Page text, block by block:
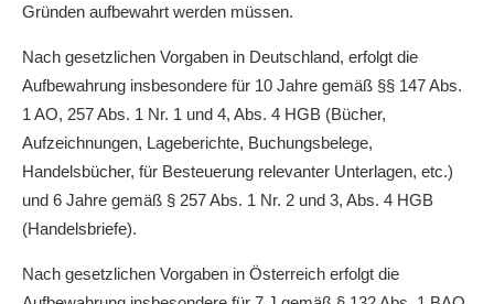
Gründen aufbewahrt werden müssen.
Nach gesetzlichen Vorgaben in Deutschland, erfolgt die
Aufbewahrung insbesondere für 10 Jahre gemäß §§ 147 Abs.
1 AO, 257 Abs. 1 Nr. 1 und 4, Abs. 4 HGB (Bücher,
Aufzeichnungen, Lageberichte, Buchungsbelege,
Handelsbücher, für Besteuerung relevanter Unterlagen, etc.)
und 6 Jahre gemäß § 257 Abs. 1 Nr. 2 und 3, Abs. 4 HGB
(Handelsbriefe).
Nach gesetzlichen Vorgaben in Österreich erfolgt die